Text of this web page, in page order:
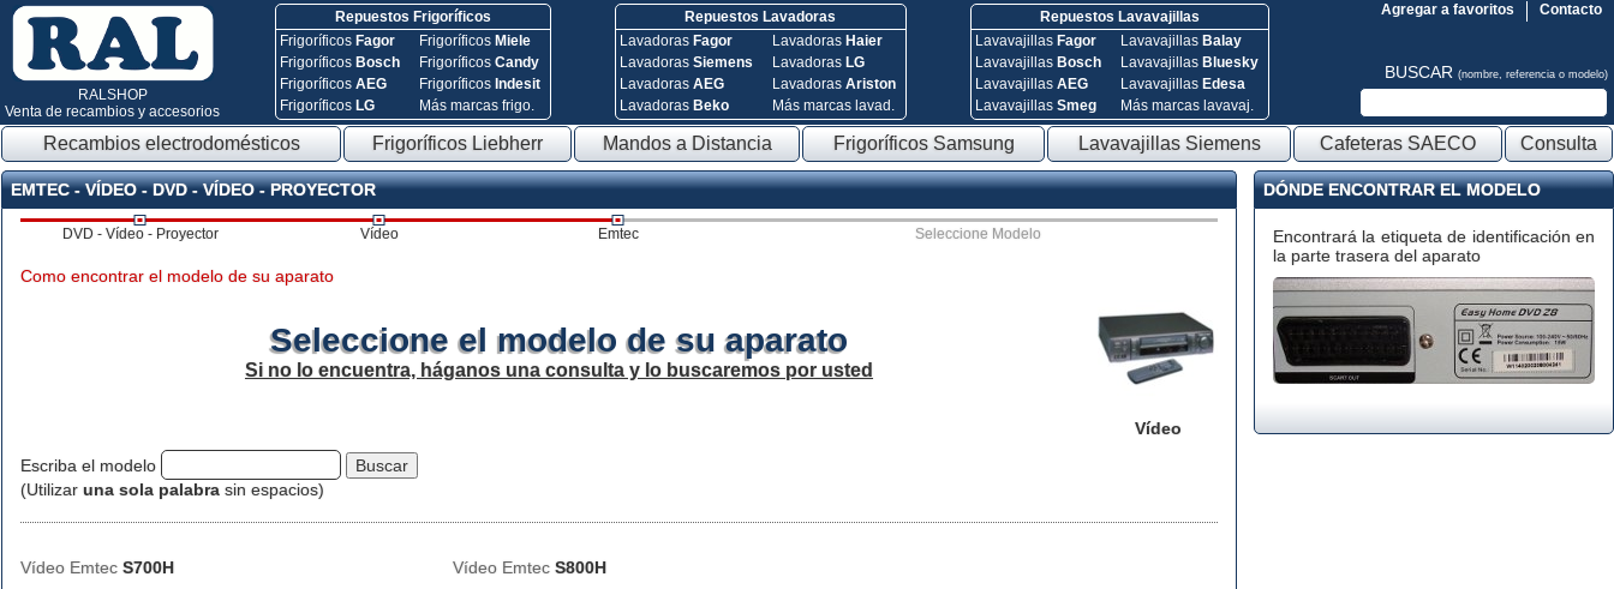
RALSHOP
Venta de recambios y accesorios
Repuestos Frigoríficos
Frigoríficos Fagor
Frigoríficos Bosch
FrigoríficosAEG
Frigoríficos LG
Frigoríficos Miele
FrigoríficosCandy
Frigoríficos Indesit
Más marcas frigo.
Repuestos Lavadoras
Lavadoras Fagor
Lavadoras Siemens
Lavadoras AEG
Lavadoras Beko
Lavadoras Haier
Lavadoras LG
Lavadoras Ariston
Más marcas lavad.
Repuestos Lavavajillas
Lavavajillas Fagor
Lavavajillas Bosch
Lavavajillas AEG
Lavavajillas Smeg
Lavavajillas Balay
Lavavajillas Bluesky
Lavavajillas Edesa
Más marcas lavavaj.
Contacto
Agregar a favoritos
BUSCAR (nombre, referencia o modelo)
Recambios electrodomésticos Frigoríficos Liebherr Mandos a Distancia Frigoríficos Samsung Lavavajillas Siemens Cafeteras SAECO Consulta
EMTEC - VÍDEO - DVD - VÍDEO - PROYECTOR
DVD - Vídeo - Proyector Vídeo Emtec Seleccione Modelo
Vídeo
Como encontrar el modelo de su aparato
Seleccione el modelo de su aparato
Si no lo encuentra, háganos una consulta y lo buscaremos por usted
Escriba el modelo
(Utilizar una sola palabra sin espacios)
Vídeo Emtec S700H Vídeo Emtec S800H
DÓNDE ENCONTRAR EL MODELO
Encontrará la etiqueta de identificación en
la parte trasera del aparato